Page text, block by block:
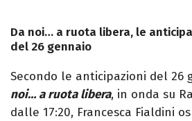
Da noi… a ruota libera, le
del 26 gennaio
Secondo le anticipazioni del 26
noi… a ruota libera, in onda su
dalle 17:20, Francesca Fialdini